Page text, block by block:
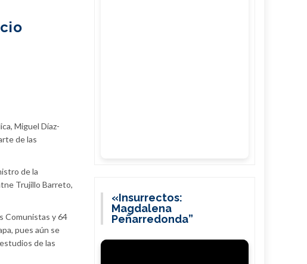
Miguel Díaz-
de las
de la
Trujillo Barreto,
Comunistas y 64
pues aún se
de las
«Insurrectos:
Magdalena
Peñarredonda”